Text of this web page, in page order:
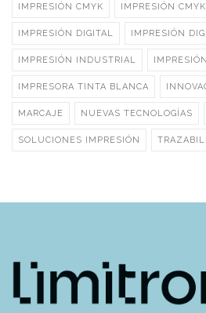
IMPRESIÓN CMYK IMPRESIÓN
IMPRESIÓN DIGITAL IMPRESIÓN
IMPRESIÓN INDUSTRIAL
IMPRESORA TINTA BLANCA
MARCAJE NUEVAS TECNOLOGÍAS
SOLUCIONES IMPRESIÓN